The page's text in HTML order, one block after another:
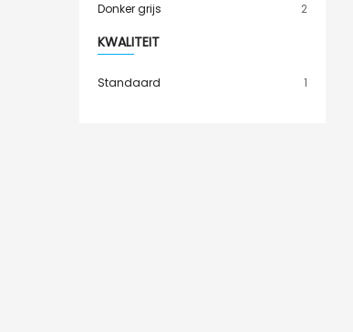
Donker grijs 2
KWALITEIT
Standaard 1